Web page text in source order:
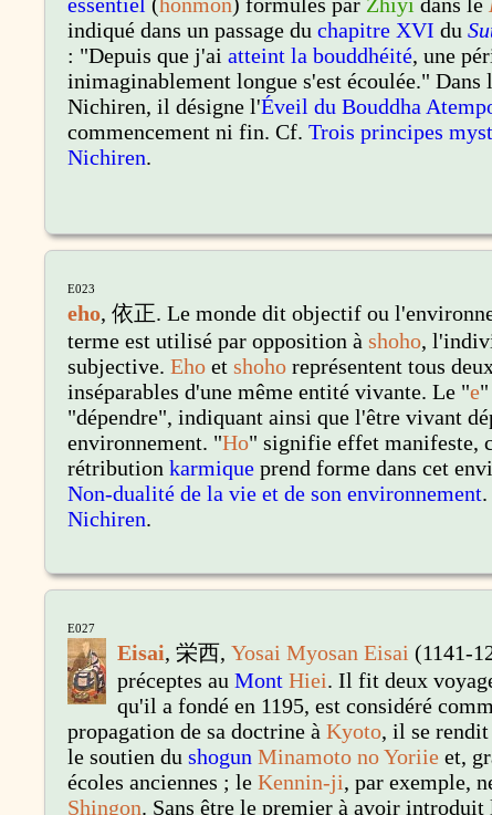
indiqué dans un passage duchapitre XVI du
: "Depuis que j'aiatteint la bouddhéité, une
inimaginablement longue s'est écoulée." Dans
Nichiren, il désigne l'Éveil du Bouddha
commencement ni fin. Cf.Trois principes
Nichiren.
E023
eho, 依正. Le monde dit objectif ou
terme est utilisé par opposition àshoho,
subjective.Eho etshoho représentent tous
inséparables d'une même entité vivante. Le "e
"dépendre", indiquant ainsi que l'être vivant
environnement. "Ho" signifie effet manifeste,
rétributionkarmique prend forme dans cet
Non-dualité de la vie et de son environnement
Nichiren.
E027
Eisai, 栄西,Yosai Myosan Eisai (1141-
préceptes auMontHiei. Il fit deux
qu'il a fondé en 1195, est considéré
propagation de sa doctrine àKyoto, il se
le soutien dushogun Minamoto no Yoriie et,
écoles anciennes ; le Kennin-ji, par exemple,
Shingon. Sans être le premier à avoir introduit